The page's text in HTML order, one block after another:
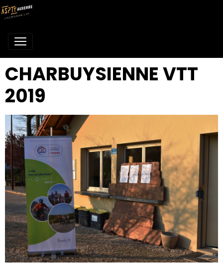
CHARBUYSIENNE VTT
2019